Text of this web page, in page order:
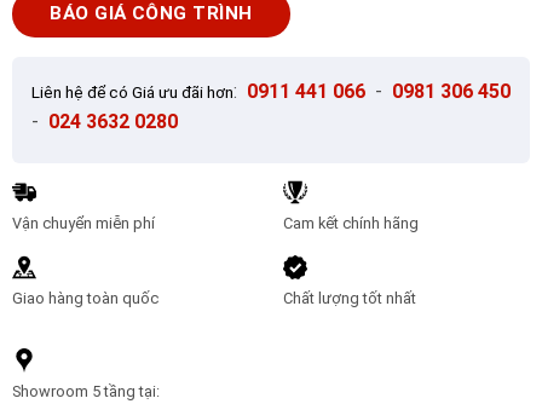
HD
lượng
BÁO GIÁ CÔNG TRÌNH
Liên hệ để có Giá ưu đãi hơn: 0911 441 066 - 0981 306 450
- 024 3632 0280
Vận chuyển miễn phí
Giao hàng toàn quốc
Cam kết chính hãng
Chất lượng tốt nhất
Showroom 5 tầng tại: